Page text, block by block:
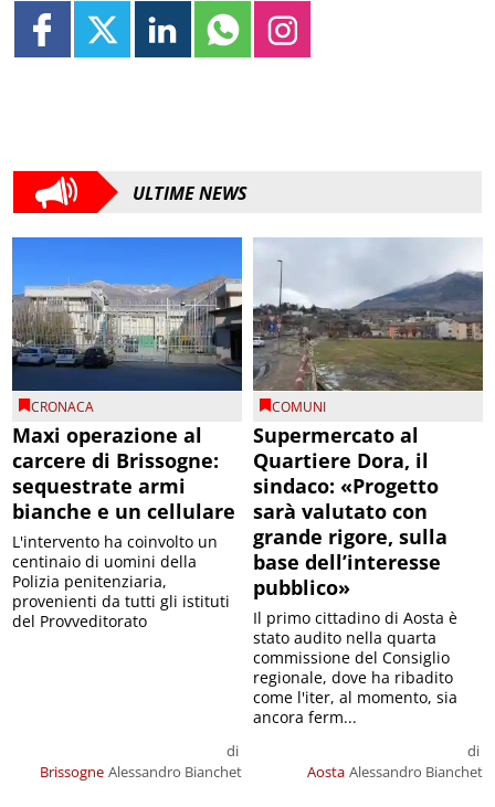
ULTIME NEWS
CRONACA
Maxi operazione al
carcere di Brissogne:
sequestrate armi
bianche e un cellulare
Brissogne
di
Alessandro Bianchet
L'intervento ha coinvolto un
centinaio di uomini della
Polizia penitenziaria,
provenienti da tutti gli istituti
del Provveditorato
COMUNI
Supermercato al
Quartiere Dora, il
sindaco: «Progetto
sarà valutato con
grande rigore, sulla
base dell’interesse
pubblico»
Aosta
di
Alessandro Bianchet
Il primo cittadino di Aosta è
stato audito nella quarta
commissione del Consiglio
regionale, dove ha ribadito
come l'iter, al momento, sia
ancora ferm...